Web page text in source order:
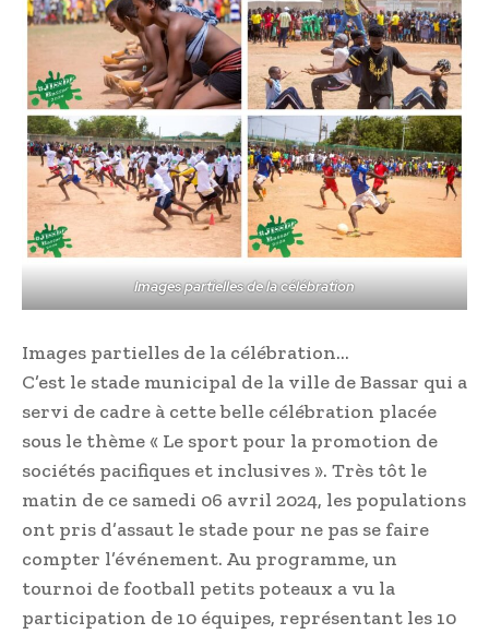
Images partielles de la célébration
Images partielles de la célébration…
C’est le stade municipal de la ville de Bassar qui a
servi de cadre à cette belle célébration placée
sous le thème « Le sport pour la promotion de
sociétés pacifiques et inclusives ». Très tôt le
matin de ce samedi 06 avril 2024, les populations
ont pris d’assaut le stade pour ne pas se faire
compter l’événement. Au programme, un
tournoi de football petits poteaux a vu la
participation de 10 équipes, représentant les 10